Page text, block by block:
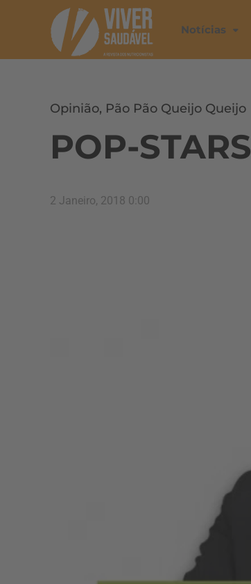
Notícias
Opinião, Pão Pão Queijo Queijo
POP-STARS
2 Janeiro, 2018 0:00